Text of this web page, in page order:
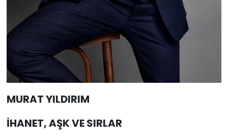
MURAT YILDIRIM
İHANET, AŞK VE SIRLAR